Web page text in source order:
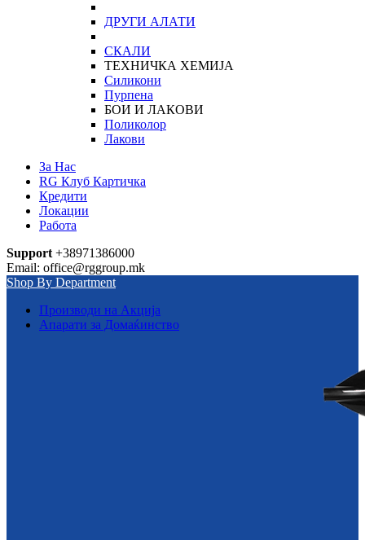
ДРУГИ АЛАТИ
СКАЛИ
ТЕХНИЧКА ХЕМИЈА
Силикони
Пурпена
БОИ И ЛАКОВИ
Поликолор
Лакови
За Нас
RG Клуб Картичка
Кредити
Локации
Работа
Support +38971386000
Email: office@rggroup.mk
Shop By Department
Производи на Акција
Апарати за Домаќинство